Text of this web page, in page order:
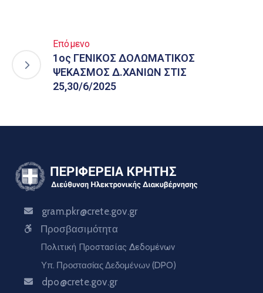
Επόμενο
1ος ΓΕΝΙΚΟΣ ΔΟΛΩΜΑΤΙΚΟΣ
ΨΕΚΑΣΜΟΣ Δ.ΧΑΝΙΩΝ ΣΤΙΣ
25,30/6/2025
gram.pkr@crete.gov.gr
Προσβασιμότητα
Πολιτική Προστασίας Δεδομένων
Υπ. Προστασίας Δεδομένων (DPO)
dpo@crete.gov.gr